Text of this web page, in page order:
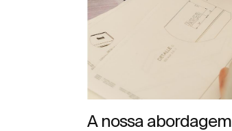
A nossa abordagem